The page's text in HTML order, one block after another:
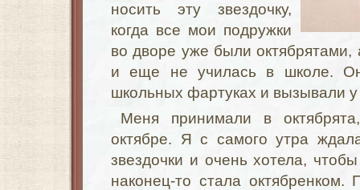
носить эту звездочку,
когда все мои подружки
во дворе уже были
и еще не училась в школе.
школьных фартуках и вызывали
Меня принимали в
октябре. Я с самого утра
звездочки и очень хотела,
наконец-то стала октябренком.